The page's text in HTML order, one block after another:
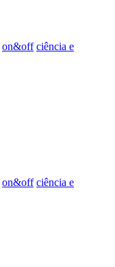
on&off ciência e
on&off ciência e